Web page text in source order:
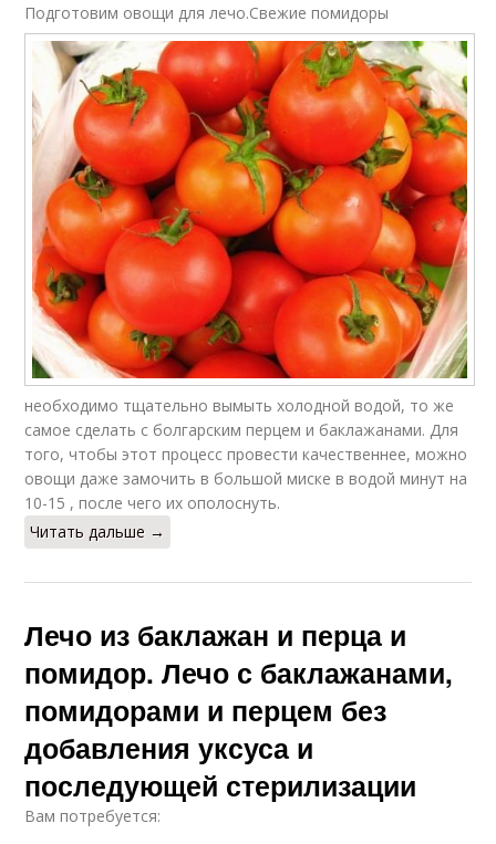
Подготовим овощи для лечо.Свежие помидоры
необходимо тщательно вымыть холодной водой, то же
самое сделать с болгарским перцем и баклажанами. Для
того, чтобы этот процесс провести качественнее, можно
овощи даже замочить в большой миске в водой минут на
10-15 , после чего их ополоснуть.
Читать дальше →
Лечо из баклажан и перца и
помидор. Лечо с баклажанами,
помидорами и перцем без
добавления уксуса и
последующей стерилизации
Вам потребуется: